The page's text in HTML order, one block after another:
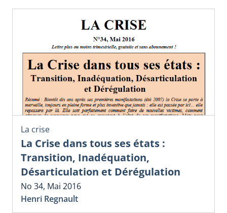
La crise
La Crise dans tous ses états :
Transition, Inadéquation,
Désarticulation et Dérégulation
No 34, Mai 2016
Henri Regnault